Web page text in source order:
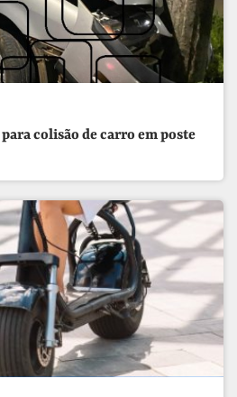
colisão de carro em poste